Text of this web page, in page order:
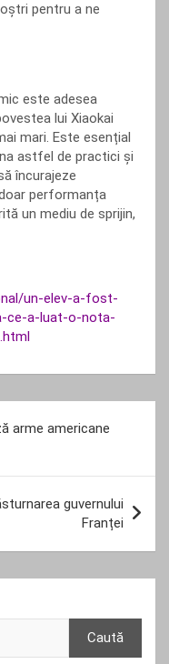
pentru a ne
este adesea
lui Xiaokai
mari. Este esențial
astfel de practici și
încurajeze
performanța
un mediu de sprijin,
un-elev-a-fost-
ce-a-luat-o-nota-
arme americane
guvernului
Franței
Caută